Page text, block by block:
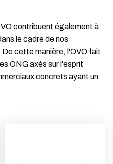
contribuent également à
le cadre de nos
cette manière, l'OVO fait
ONG axés sur l'esprit
concrets ayant un